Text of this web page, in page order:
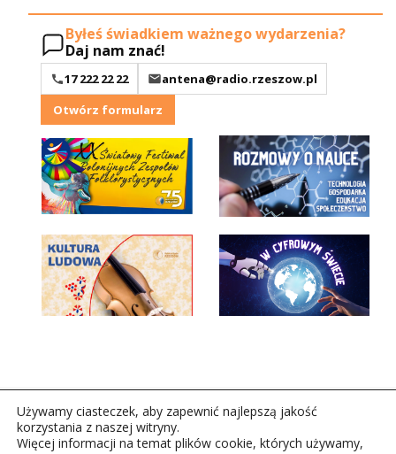
Byłeś świadkiem ważnego wydarzenia?
Daj nam znać!
17 222 22 22
antena@radio.rzeszow.pl
Otwórz formularz
Używamy ciasteczek, aby zapewnić najlepszą jakość
korzystania z naszej witryny.
Więcej informacji na temat plików cookie, których używamy,